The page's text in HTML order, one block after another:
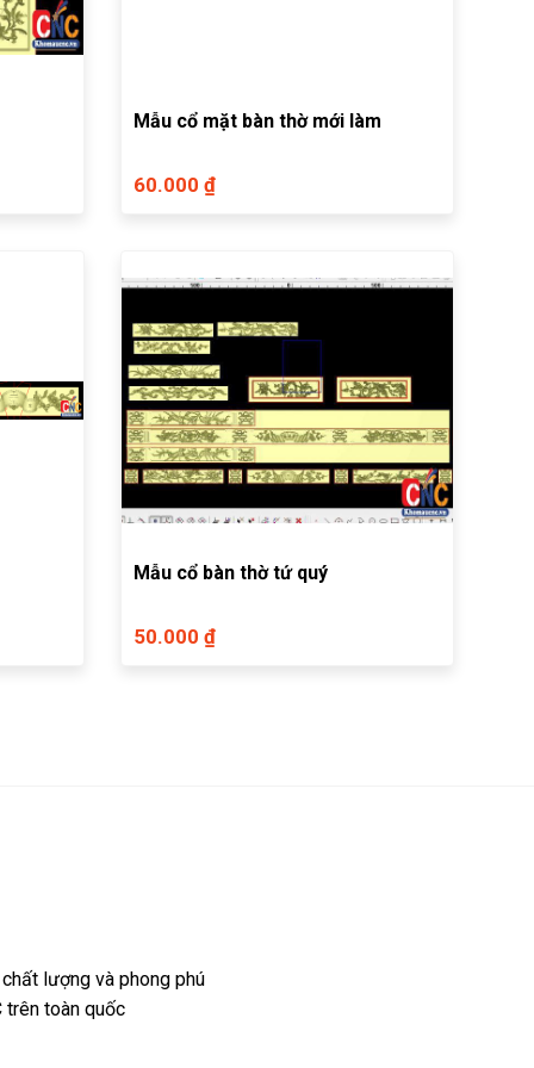
Mẫu cổ mặt bàn thờ mới làm
60.000 ₫
Mẫu cổ bàn thờ tứ quý
50.000 ₫
lượng và phong phú
trên toàn quốc